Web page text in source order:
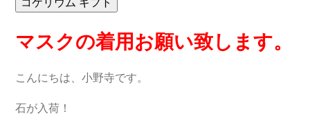
マスクの着用お願い致します。
こんにちは、小野寺です。
石が入荷！